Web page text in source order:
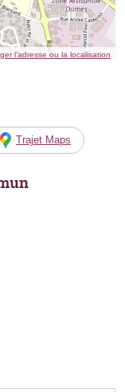
l’adresse ou la localisation
Trajet Maps